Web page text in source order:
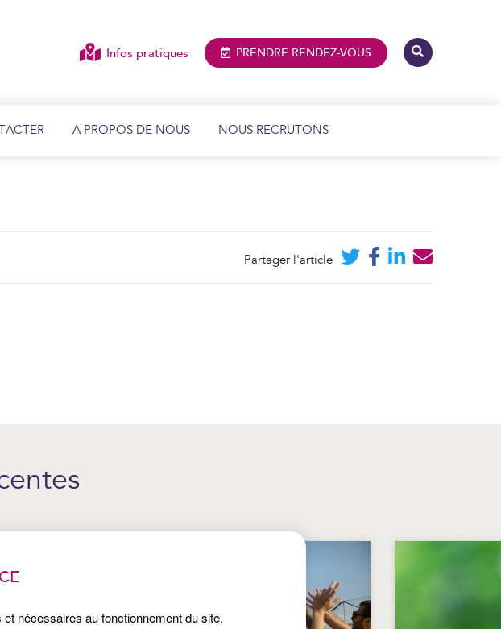
Infos pratiques PRENDRE RENDEZ-VOUS
A PROPOS DE NOUS NOUS RECRUTONS
Partager l'article
nécessaires au fonctionnement du site.